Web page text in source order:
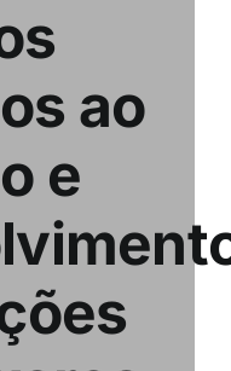
ao
e